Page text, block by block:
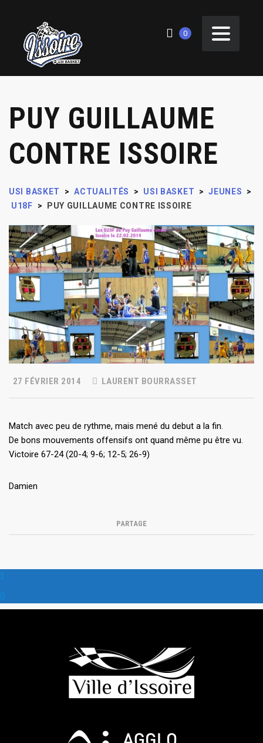
0
PUY GUILLAUME
CONTRE ISSOIRE
USI BASKET > ACTUALITÉS > USI BASKET > JEUNES
>
U18F
> PUY GUILLAUME CONTRE ISSOIRE
27 FÉVRIER 2014 LAURENT BOURRASSET
Match avec peu de rythme, mais mené du debut a la fin.
De bons mouvements offensifs ont quand même pu être vu.
Victoire 67-24 (20-4; 9-6; 12-5; 26-9)
Damien
PARTAGE